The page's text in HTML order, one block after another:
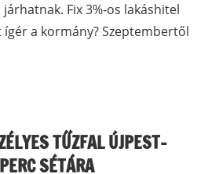
Fix 3%-os lakáshitel
a kormány? Szeptembertől
TŰZFAL ÚJPEST-
SÉTÁRA